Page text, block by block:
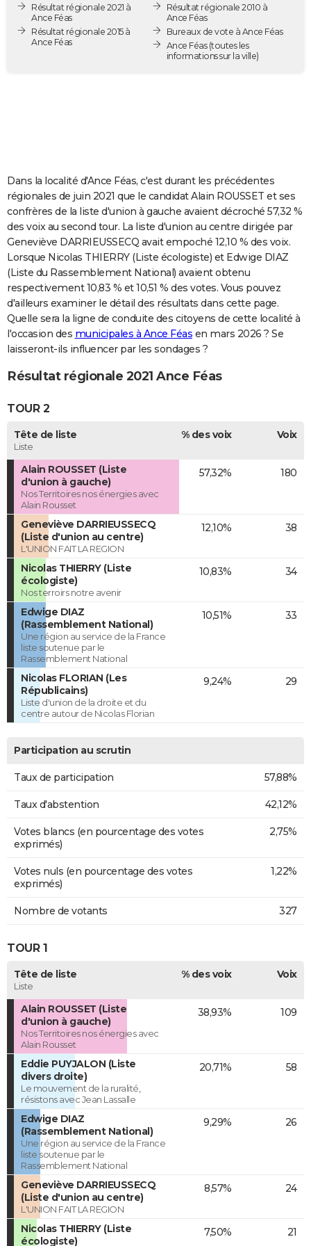
Destinations
City break
Voyage nature
Voyage de noces
Forum
PHOTO
GUIDES D'ACHAT
COPAINS D'AVANT
S'inscrire
Se connecter
Lycées
Collèges
Primaires
Universités
Entreprises
Service militaire
Avis de recherche
AVIS DE DÉCÈS
FORUM
Bricolage
Lifestyle
Culture
Sport
Auto
Television
Voyage
Cinema
Résultat régionale 2021 à
Ance Féas
Résultat régionale 2015 à
Ance Féas
Résultat régionale 2010 à
Ance Féas
Bureaux de vote à Ance Féas
Ance Féas(toutes les
informations sur la ville)
Dans la localité d'Ance Féas, c'est durant les précédentes
régionales de juin 2021 que le candidat Alain ROUSSET et ses
confrères de la liste d'union à gauche avaient décroché 57,32 %
des voix au second tour. La liste d'union au centre dirigée par
Geneviève DARRIEUSSECQ avait empoché 12,10 % des voix.
Lorsque Nicolas THIERRY (Liste écologiste) et Edwige DIAZ
(Liste du Rassemblement National) avaient obtenu
respectivement 10,83 % et 10,51 % des votes. Vous pouvez
d'ailleurs examiner le détail des résultats dans cette page.
Quelle sera la ligne de conduite des citoyens de cette localité à
l'occasion des municipales à Ance Féas en mars 2026 ? Se
laisseront-ils influencer par les sondages ?
Résultat régionale 2021 Ance Féas
TOUR 2
Tête de liste
Liste
% des voix Voix
Alain ROUSSET (Liste
d'union à gauche)
Nos Territoires nos énergies avec
Alain Rousset
57,32% 180
Geneviève DARRIEUSSECQ
(Liste d'union au centre)
L'UNION FAIT LA REGION
12,10% 38
Nicolas THIERRY (Liste
écologiste)
Nos terroirs notre avenir
10,83% 34
Edwige DIAZ
(Rassemblement National)
Une région au service de la France
liste soutenue par le
Rassemblement National
10,51% 33
Nicolas FLORIAN (Les
Républicains)
Liste d'union de la droite et du
centre autour de Nicolas Florian
9,24% 29
Participation au scrutin
Taux de participation 57,88%
Taux d'abstention 42,12%
Votes blancs (en pourcentage des votes
exprimés)
2,75%
Votes nuls (en pourcentage des votes
exprimés)
1,22%
Nombre de votants 327
TOUR 1
Tête de liste
Liste
% des voix Voix
Alain ROUSSET (Liste
d'union à gauche)
Nos Territoires nos énergies avec
Alain Rousset
38,93% 109
Eddie PUYJALON (Liste
divers droite)
Le mouvement de la ruralité,
résistons avec Jean Lassalle
20,71% 58
Edwige DIAZ
(Rassemblement National)
Une région au service de la France
liste soutenue par le
Rassemblement National
9,29% 26
Geneviève DARRIEUSSECQ
(Liste d'union au centre)
L'UNION FAIT LA REGION
8,57% 24
Nicolas THIERRY (Liste
écologiste)
7,50% 21